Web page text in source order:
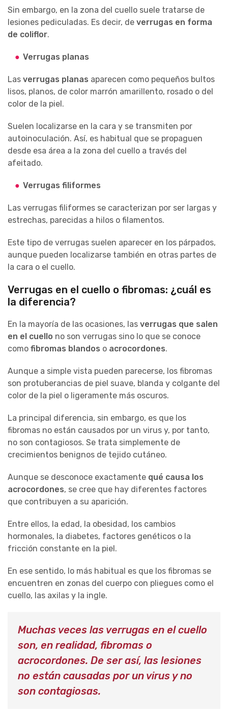
Sin embargo, en la zona del cuello suele tratarse de
lesiones pediculadas. Es decir, de verrugas en forma
de coliflor.
Verrugas planas
Las verrugas planas aparecen como pequeños bultos
lisos, planos, de color marrón amarillento, rosado o del
color de la piel.
Suelen localizarse en la cara y se transmiten por
autoinoculación. Así, es habitual que se propaguen
desde esa área a la zona del cuello a través del
afeitado.
Verrugas filiformes
Las verrugas filiformes se caracterizan por ser largas y
estrechas, parecidas a hilos o filamentos.
Este tipo de verrugas suelen aparecer en los párpados,
aunque pueden localizarse también en otras partes de
la cara o el cuello.
Verrugas en el cuello o fibromas: ¿cuál es
la diferencia?
En la mayoría de las ocasiones, las verrugas que salen
en el cuello no son verrugas sino lo que se conoce
como fibromas blandos o acrocordones.
Aunque a simple vista pueden parecerse, los fibromas
son protuberancias de piel suave, blanda y colgante del
color de la piel o ligeramente más oscuros.
La principal diferencia, sin embargo, es que los
fibromas no están causados por un virus y, por tanto,
no son contagiosos. Se trata simplemente de
crecimientos benignos de tejido cutáneo.
Aunque se desconoce exactamente qué causa los
acrocordones, se cree que hay diferentes factores
que contribuyen a su aparición.
Entre ellos, la edad, la obesidad, los cambios
hormonales, la diabetes, factores genéticos o la
fricción constante en la piel.
En ese sentido, lo más habitual es que los fibromas se
encuentren en zonas del cuerpo con pliegues como el
cuello, las axilas y la ingle.
Muchas veces las verrugas en el cuello
son, en realidad, fibromas o
acrocordones. De ser así, las lesiones
no están causadas por un virus y no
son contagiosas.